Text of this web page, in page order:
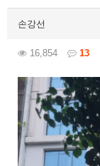
손강선
16,854 13